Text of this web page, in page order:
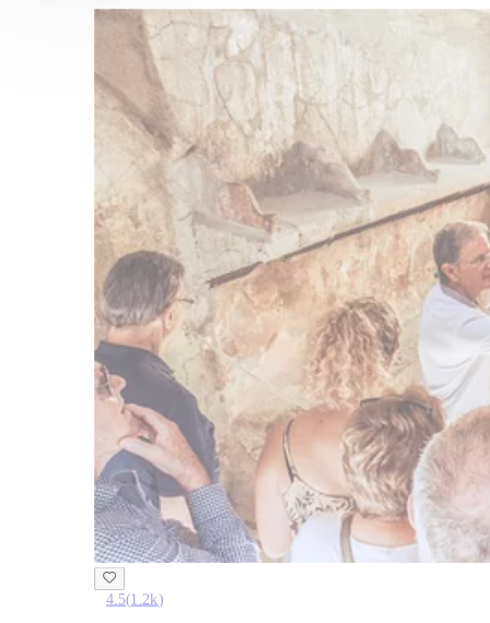
4.5(1.2k)